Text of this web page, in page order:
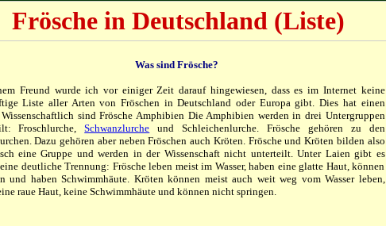
Frösche in Deutschland (Liste)
Was sind Frösche?
Freund wurde ich vor einiger Zeit darauf hingewiesen, dass es im Internet keine
Liste aller Arten von Fröschen in Deutschland oder Europa gibt. Dies hat einen
sind Frösche Amphibien Die Amphibien werden in drei Untergruppen
Froschlurche,Schwanzlurche und Schleichenlurche. Frösche gehören zu den
Dazu gehören aber neben Fröschen auch Kröten. Frösche und Kröten bilden also
eine Gruppe und werden in der Wissenschaft nicht unterteilt. Unter Laien gibt es
deutliche Trennung: Frösche leben meist im Wasser, haben eine glatte Haut, können
und haben Schwimmhäute. Kröten können meist auch weit weg vom Wasser leben,
raue Haut, keine Schwimmhäute und können nicht springen.